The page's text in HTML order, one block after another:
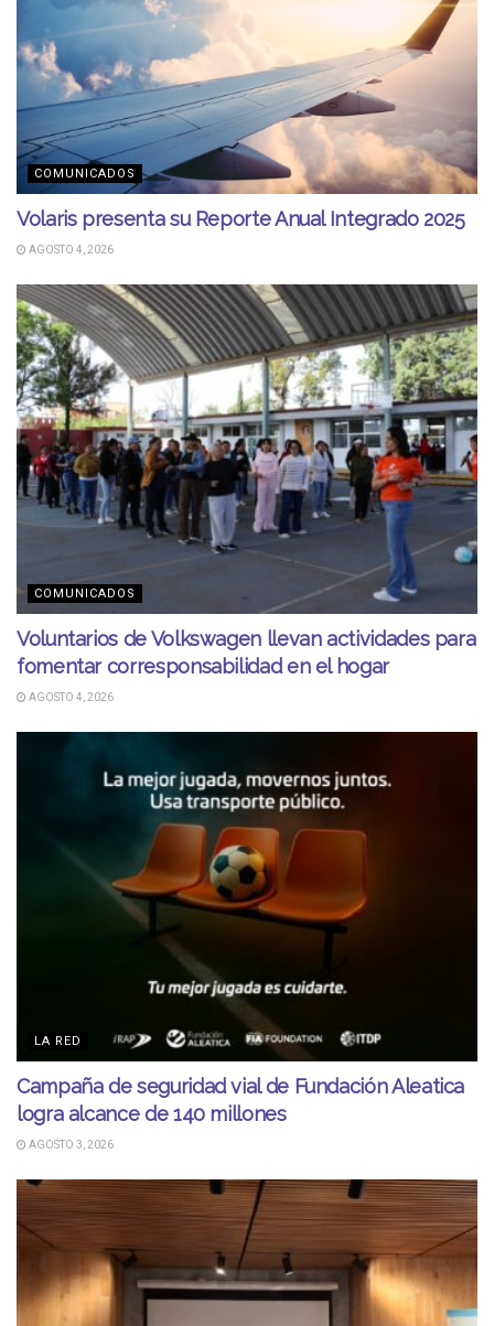
COMUNICADOS
Volaris presenta su Reporte Anual Integrado 2025
AGOSTO 4, 2026
COMUNICADOS
Voluntarios de Volkswagen llevan actividades para
fomentar corresponsabilidad en el hogar
AGOSTO 4, 2026
LA RED
Campaña de seguridad vial de Fundación Aleatica
logra alcance de 140 millones
AGOSTO 3, 2026